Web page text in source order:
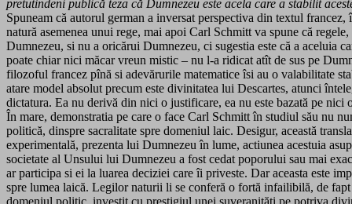
pretutindeni publică teza că Dumnezeu este acela care a stabilit
Spuneam că autorul german a inversat perspectiva din textul
natură asemenea unui rege, mai apoi Carl Schmitt va spune că
Dumnezeu, si nu a oricărui Dumnezeu, ci sugestia este că a aceluia
poate chiar nici măcar vreun mistic – nu l-a ridicat atît de sus pe
filozoful francez pînă si adevărurile matematice îsi au o valabilitate
atare model absolut precum este divinitatea lui Descartes, atunci
dictatura. Ea nu derivă din nici o justificare, ea nu este bazată pe nici
În mare, demonstratia pe care o face Carl Schmitt în studiul său nu
politică, dinspre sacralitate spre domeniul laic. Desigur, această
experimentală, prezenta lui Dumnezeu în lume, actiunea acestuia
societate al Unsului lui Dumnezeu a fost cedat poporului sau mai
ar participa si ei la luarea deciziei care îi priveste. Dar aceasta este
spre lumea laică. Legilor naturii li se conferă o fortă infailibilă, de
domeniul politic, investit cu prestigiul unei suveranităti pe potriva